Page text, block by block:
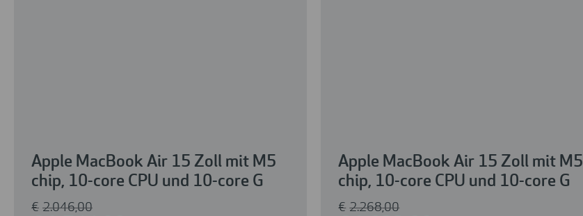
Apple MacBook Air 15 Zoll mit M5
chip, 10-core CPU und 10-core G
€ 2.046,00
Apple MacBook Air 15 Zoll mit M5
chip, 10-core CPU und 10-core G
€ 2.268,00